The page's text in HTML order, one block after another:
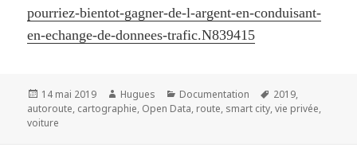
pourriez-bientot-gagner-de-l-argent-en-conduisant-
en-echange-de-donnees-trafic.N839415
Publié
le
14 mai 2019 Auteur
Hugues Catégories
Documentation
Mots-
clés
2019,
autoroute, cartographie, Open Data, route, smart city,vie privée,
voiture